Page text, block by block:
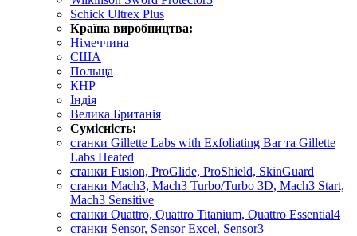
Schick Ultrex Plus
Країна виробництва:
Німеччина
США
Польща
КНР
Індія
Велика Британія
Сумісність:
cтанки Gillette Labs with Exfoliating Bar та Gillette
Labs Heated
станки Fusion, ProGlide, ProShield, SkinGuard
станки Mach3, Mach3 Turbo/Turbo 3D, Mach3 Start,
Mach3 Sensitive
станки Quattro, Quattro Titanium, Quattro Essential4
станки Sensor, Sensor Excel, Sensor3